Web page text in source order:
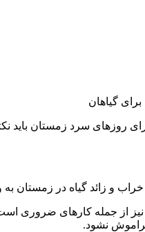
روزهای سرد زمستان باید
و زائد گیاه در زمستان به
از جمله کارهای ضروری
نشود.